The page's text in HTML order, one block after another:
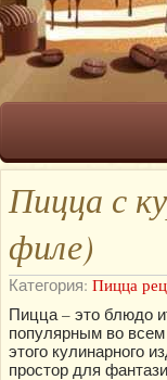
Пицца с
филе)
Категория: Пицца
Пицца – это блюдо
популярным во
этого кулинарного
простор для